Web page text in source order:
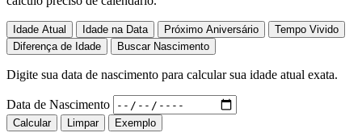
Idade Atual Idade na Data Próximo Aniversário
Tempo Vivido
Diferença de Idade
Buscar Nascimento
Digite sua data de nascimento para calcular sua idade atual exata.
Data de Nascimento
Calcular Limpar Exemplo